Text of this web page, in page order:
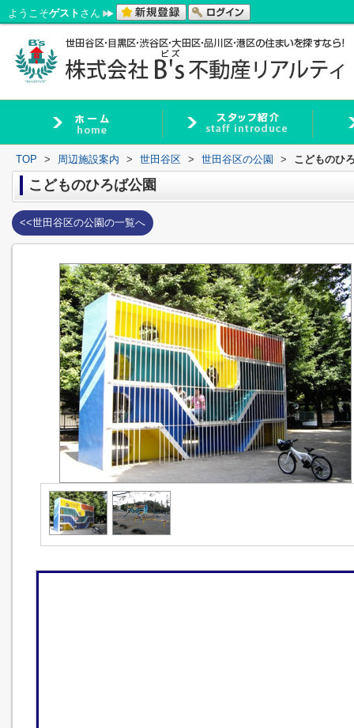
ようこそゲスト さん
TOP > 周辺施設案内 > 世田谷区 > 世田谷区の公園 > こどものひ
こどものひろば公園
<<世田谷区の公園の一覧へ